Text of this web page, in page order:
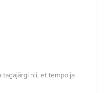
tagajärgi nii, et tempo ja